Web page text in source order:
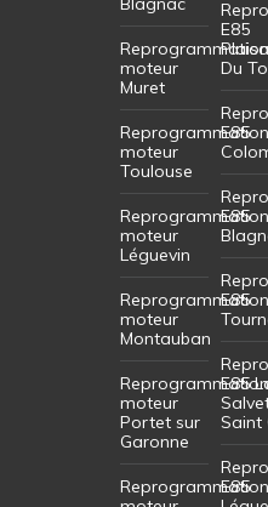
Reprogrammation
moteur
Muret
Reprogrammation
moteur
Toulouse
Reprogrammation
moteur
Léguevin
Reprogrammation
moteur
Montauban
Reprogrammation
moteur
Portet sur
Garonne
Reprogrammation
E85
Du
E85
E85
E85
E85
Saint
E85